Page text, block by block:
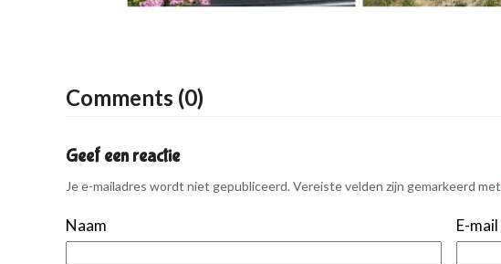
Comments (0)
Geef een reactie
Je e-mailadres wordt niet gepubliceerd. Vereiste velden zijn gemarkeerd met
Naam E-mail